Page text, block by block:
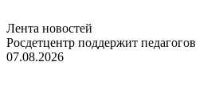
Лента новостей
Росдетцентр поддержит педагогов
07.08.2026